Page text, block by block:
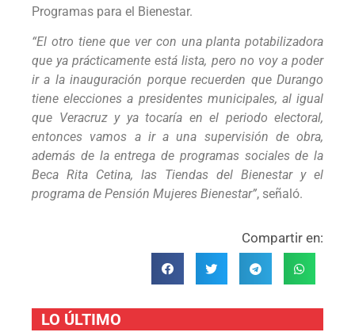
Programas para el Bienestar.
“El otro tiene que ver con una planta potabilizadora
que ya prácticamente está lista, pero no voy a poder
ir a la inauguración porque recuerden que Durango
tiene elecciones a presidentes municipales, al igual
que Veracruz y ya tocaría en el periodo electoral,
entonces vamos a ir a una supervisión de obra,
además de la entrega de programas sociales de la
Beca Rita Cetina, las Tiendas del Bienestar y el
programa de Pensión Mujeres Bienestar”, señaló.
Compartir en:
LO ÚLTIMO